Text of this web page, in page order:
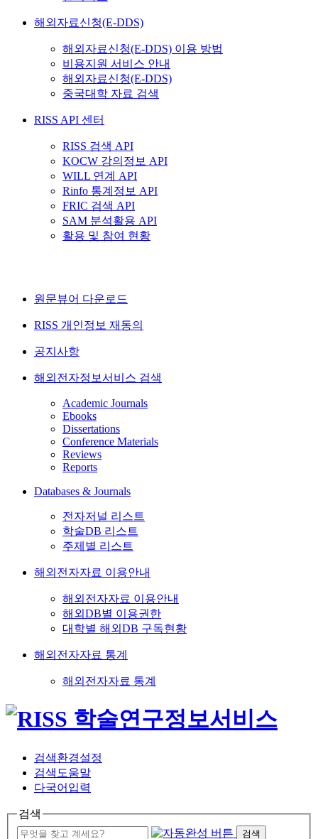
해외자료신청(E-DDS)
해외자료신청(E-DDS) 이용 방법
비용지원 서비스 안내
해외자료신청(E-DDS)
중국대학 자료 검색
RISS API 센터
RISS 검색 API
KOCW 강의정보 API
WILL 연계 API
Rinfo 통계정보 API
FRIC 검색 API
SAM 분석활용 API
활용 및 참여 현황
원문뷰어 다운로드
RISS 개인정보 재동의
공지사항
해외전자정보서비스 검색
Academic Journals
Ebooks
Dissertations
Conference Materials
Reviews
Reports
Databases & Journals
전자저널 리스트
학술DB 리스트
주제별 리스트
해외전자자료 이용안내
해외전자자료 이용안내
해외DB별 이용권한
대학별 해외DB 구독현황
해외전자자료 통계
해외전자자료 통계
검색환경설정
검색도움말
다국어입력
검색
검색